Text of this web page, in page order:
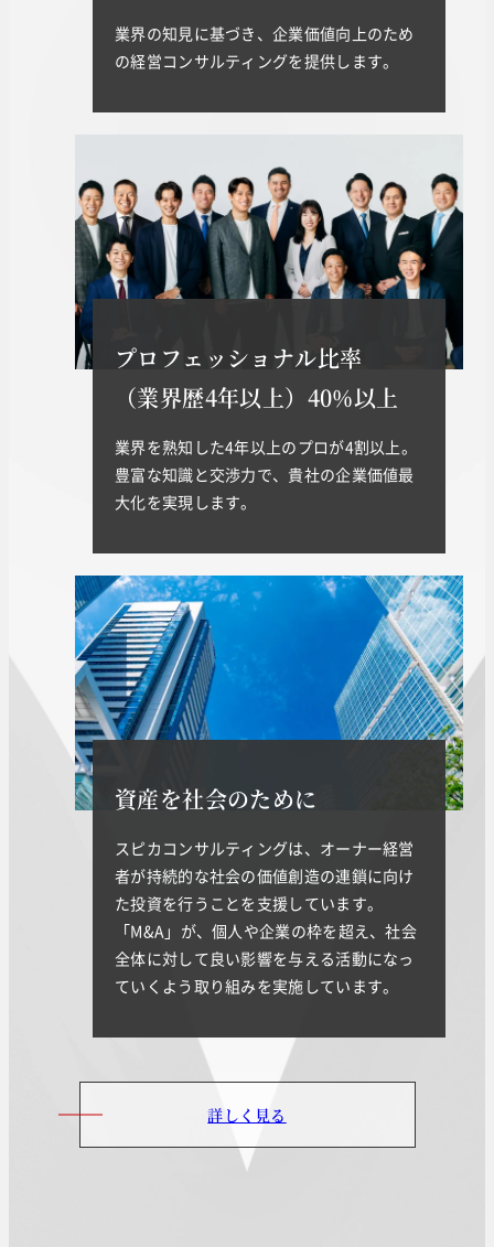
業界の知見に基づき、企業価値向上のため
の経営コンサルティングを提供します。
プロフェッショナル比率
（業界歴4年以上）40%以上
業界を熟知した4年以上のプロが4割以上。
豊富な知識と交渉力で、貴社の企業価値最
大化を実現します。
資産を社会のために
スピカコンサルティングは、オーナー経営
者が持続的な社会の価値創造の連鎖に向け
た投資を行うことを支援しています。
「M&A」が、個人や企業の枠を超え、社会
全体に対して良い影響を与える活動になっ
ていくよう取り組みを実施しています。
詳しく見る